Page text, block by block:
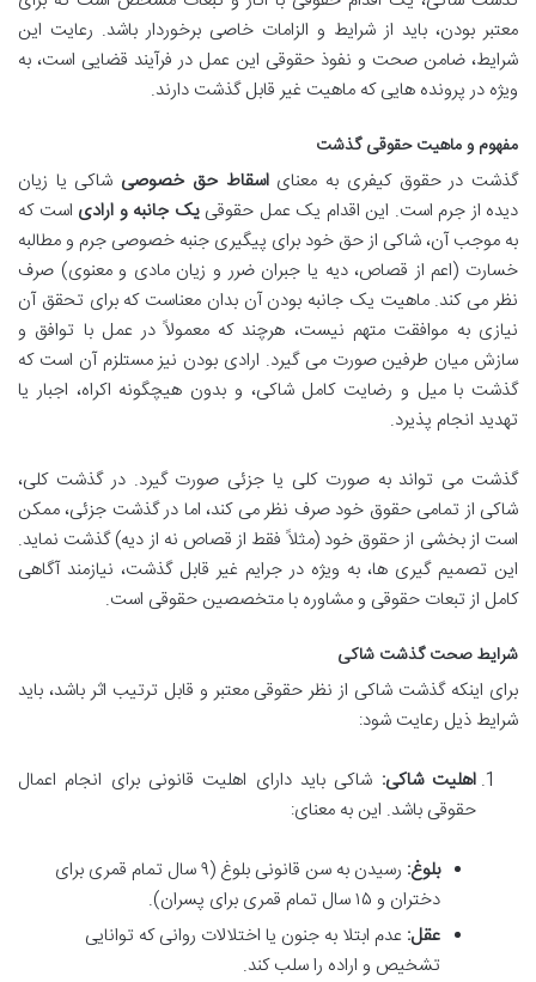
معتبر بودن، باید از شرایط و الزامات خاصی برخوردار باشد. رعایت این
شرایط، ضامن صحت و نفوذ حقوقی این عمل در فرآیند قضایی است، به
ویژه در پرونده هایی که ماهیت غیر قابل گذشت دارند.
مفهوم و ماهیت حقوقی گذشت
گذشت در حقوق کیفری به معنایاسقاط حق خصوصی شاکی یا زیان
دیده از جرم است. این اقدام یک عمل حقوقییک جانبه و ارادی است که
به موجب آن، شاکی از حق خود برای پیگیری جنبه خصوصی جرم و مطالبه
خسارت (اعم از قصاص، دیه یا جبران ضرر و زیان مادی و معنوی) صرف
نظر می کند. ماهیت یک جانبه بودن آن بدان معناست که برای تحقق آن
نیازی به موافقت متهم نیست، هرچند که معمولاً در عمل با توافق و
سازش میان طرفین صورت می گیرد. ارادی بودن نیز مستلزم آن است که
گذشت با میل و رضایت کامل شاکی، و بدون هیچگونه اکراه، اجبار یا
تهدید انجام پذیرد.
گذشت می تواند به صورت کلی یا جزئی صورت گیرد. در گذشت کلی،
شاکی از تمامی حقوق خود صرف نظر می کند، اما در گذشت جزئی، ممکن
است از بخشی از حقوق خود (مثلاً فقط از قصاص نه از دیه) گذشت نماید.
این تصمیم گیری ها، به ویژه در جرایم غیر قابل گذشت، نیازمند آگاهی
کامل از تبعات حقوقی و مشاوره با متخصصین حقوقی است.
شرایط صحت گذشت شاکی
برای اینکه گذشت شاکی از نظر حقوقی معتبر و قابل ترتیب اثر باشد، باید
شرایط ذیل رعایت شود:
اهلیت شاکی: شاکی باید دارای اهلیت قانونی برای انجام اعمال
حقوقی باشد. این به معنای:
بلوغ:
رسیدن به سن قانونی بلوغ (۹ سال تمام قمری برای
دختران و ۱۵ سال تمام قمری برای پسران).
عقل: عدم ابتلا به جنون یا اختلالات روانی که توانایی
تشخیص و اراده را سلب کند.